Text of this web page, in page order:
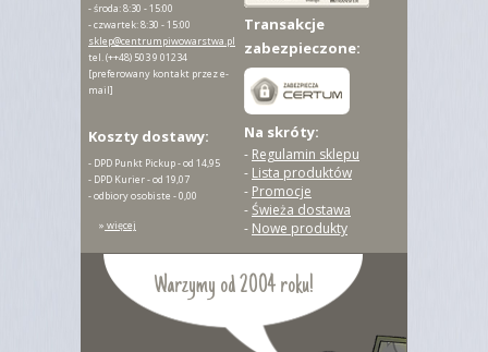
Warzymy od 2004 roku!
- środa: 8:30 - 15:00
- czwartek: 8:30 - 15:00
sklep@centrumpiwowarstwa.pl
tel.(++48) 503 9 01234
[preferowany kontakt przez e-
mail]
Transakcje
zabezpieczone:
Koszty dostawy:
- DPD Punkt Pickup - od 14,95
- DPD Kurier - od 19,07
- odbiory osobiste - 0,00
» więcej
Na skróty:
- Regulamin sklepu
- Lista produktów
- Promocje
-Świeża dostawa
- Nowe produkty